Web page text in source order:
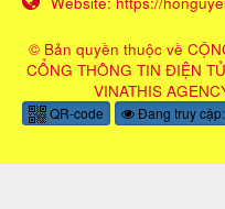
© Bản quyền thuộc về
CỔNG THÔNG TIN ĐIỆN
VINATHIS
QR-code Đang truy